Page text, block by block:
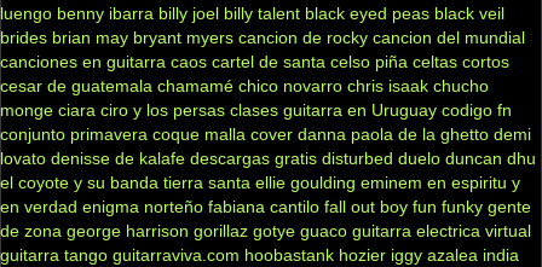
luengo benny ibarra billy joel billy talent black eyed peas black veil
brides brian may bryant myers cancion de rocky cancion del mundial
canciones en guitarra caos cartel de santa celso piña celtas cortos
cesar de guatemala chamamé chico novarro chris isaak chucho
monge ciara ciro y los persas clases guitarra en Uruguay codigo fn
conjunto primavera coque malla cover danna paola de la ghetto demi
lovato denisse de kalafe descargas gratis disturbed duelo duncan dhu
el coyote y su banda tierra santa ellie goulding eminem en espiritu y
en verdad enigma norteño fabiana cantilo fall out boy fun funky gente
de zona george harrison gorillaz gotye guaco guitarra electrica virtual
guitarra tango guitarraviva.com hoobastank hozier iggy azalea india